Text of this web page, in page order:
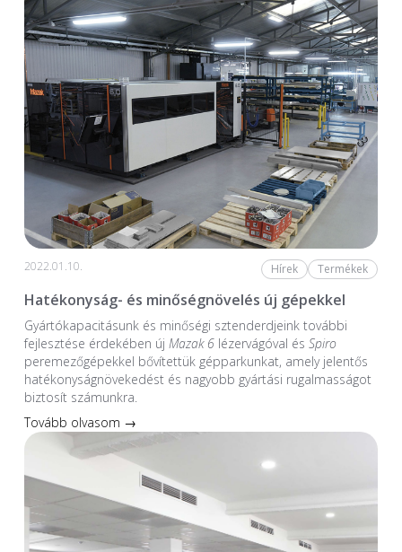
2022.01.10. Hírek Termékek
Hatékonyság- és minőségnövelés új gépekkel
Gyártókapacitásunk és minőségi sztenderdjeink további
fejlesztése érdekében új Mazak 6lézervágóval és Spiro
peremezőgépekkel bővítettük gépparkunkat, amely jelentős
hatékonyságnövekedést és nagyobb gyártási rugalmasságot
biztosít számunkra.
Tovább olvasom →